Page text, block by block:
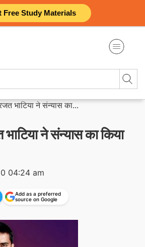
Free Study Materials
भाटिया ने संन्यास का...
ने संन्यास का किया
04:24 am
Add as a preferred
source on Google